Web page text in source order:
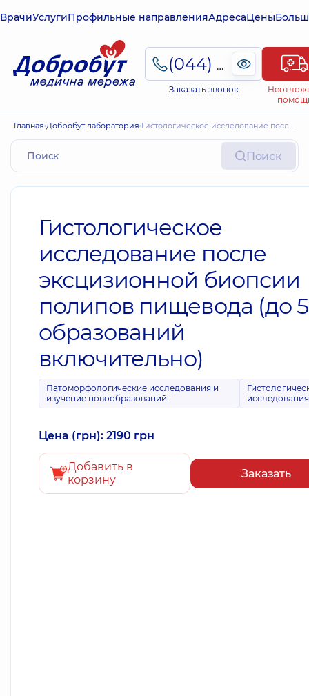
ВрачиУслугиПрофильные направленияАдресаЦены
(044) 495-2-888
Заказать звонок
Главная Добробут лаборатория Гистологическое исследование после эксцизионной биопсии полипов пищевода (до 5 образований включительно)
Поиск
Гистологическое
исследование после
эксцизионной биопсии
полипов пищевода (до 5
образований
включительно)
Патоморфологические исследования и
изучение новообразований
исследования
Цена (грн): 2190 грн
Добавить в
корзину
Заказать